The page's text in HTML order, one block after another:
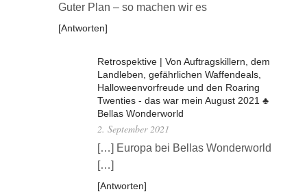
Guter Plan – so machen wir es
Antworten
Retrospektive | Von Auftragskillern, dem
Landleben, gefährlichen Waffendeals,
Halloweenvorfreude und den Roaring
Twenties - das war mein August 2021 ♣
Bellas Wonderworld
2. September 2021
[…] Europa bei Bellas Wonderworld
[…]
Antworten